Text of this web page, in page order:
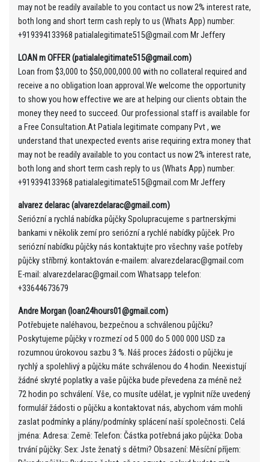
may not be readily available to you contact us now 2% interest rate,
both long and short term cash reply to us (Whats App) number:
+919394133968 patialalegitimate515@gmail.com Mr Jeffery
LOAN m OFFER (patialalegitimate515@gmail.com)
Loan from $3,000 to $50,000,000.00 with no collateral required and
receive a no obligation loan approval.We welcome the opportunity
to show you how effective we are at helping our clients obtain the
money they need to succeed. Our professional staff is available for
a Free Consultation.At Patiala legitimate company Pvt , we
understand that unexpected events arise requiring extra money that
may not be readily available to you contact us now 2% interest rate,
both long and short term cash reply to us (Whats App) number:
+919394133968 patialalegitimate515@gmail.com Mr Jeffery
alvarez delarac (alvarezdelarac@gmail.com)
Seriózní a rychlá nabídka půjčky Spolupracujeme s partnerskými
bankami v několik zemí pro seriózní a rychlé nabídky půjček. Pro
seriózní nabídku půjčky nás kontaktujte pro všechny vaše potřeby
půjčky stříbrný. kontaktován e-mailem: alvarezdelarac@gmail.com
E-mail: alvarezdelarac@gmail.com Whatsapp telefon:
+33644673679
Andre Morgan (loan24hours01@gmail.com)
Potřebujete naléhavou, bezpečnou a schválenou půjčku?
Poskytujeme půjčky v rozmezí od 5 000 do 5 000 000 USD za
rozumnou úrokovou sazbu 3 %. Náš proces žádosti o půjčku je
rychlý a spolehlivý a půjčku máte schválenou do 4 hodin. Neexistují
žádné skryté poplatky a vaše půjčka bude převedena za méně než
72 hodin po schválení. Vše, co musíte udělat, je vyplnit níže uvedený
formulář žádosti o půjčku a kontaktovat nás, abychom vám mohli
zaslat podmínky a plány/podmínky splácení naší společnosti. Celá
jména: Adresa: Země: Telefon: Částka potřebná jako půjčka: Doba
trvání půjčky: Sex: Jste ženatý s dětmi? Obsazení: Měsíční příjem: